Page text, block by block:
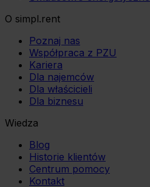
O simpl.rent
Poznaj nas
Współpraca z PZU
Kariera
Dla najemców
Dla właścicieli
Dla biznesu
Wiedza
Blog
Historie klientów
Centrum pomocy
Kontakt